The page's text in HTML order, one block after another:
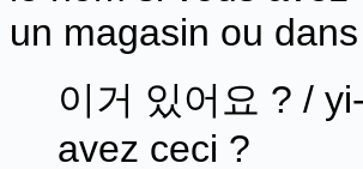
un magasin ou
이거 있어요 ? /
avez ceci ?